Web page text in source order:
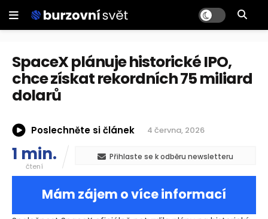
SpaceX plánuje historické IPO,
chce získat rekordních 75 miliard
dolarů
Poslechněte si článek 4 června, 2026
1 min.
čtení
Přihlaste se k odběru newsletteru
Mám zájem o více informací